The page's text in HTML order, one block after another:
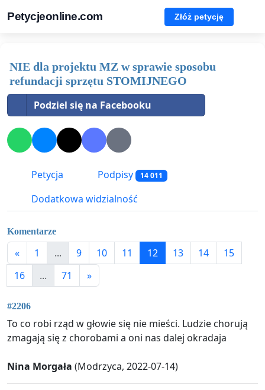
Petycjeonline.com Złóż petycję
NIE dla projektu MZ w sprawie sposobu
refundacji sprzętu STOMIJNEGO
Podziel się na Facebooku
Petycja Podpisy 14 011
Dodatkowa widzialność
Komentarze
« 1 ... 9 10 11 12 13 14
15
16
... 71 »
#2206
To co robi rząd w głowie się nie mieści. Ludzie chorują
zmagają się z chorobami a oni nas dalej okradaja
Nina Morgała (Modrzyca, 2022-07-14)